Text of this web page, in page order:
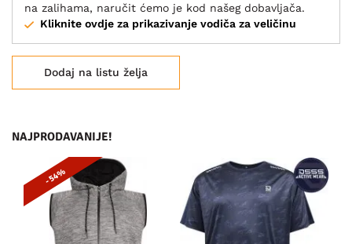
na zalihama, naručit ćemo je kod našeg dobavljača.
Kliknite ovdje za prikazivanje vodiča za veličinu
Dodaj na listu želja
NAJPRODAVANIJE!
- 54%